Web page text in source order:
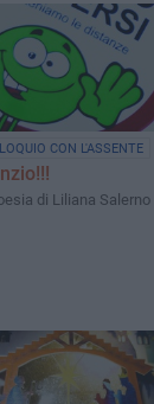
CON L'ASSENTE
di Liliana Salerno